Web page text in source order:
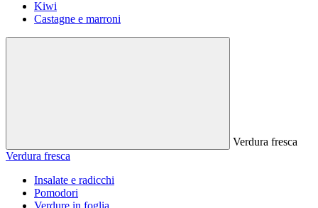
Kiwi
Castagne e marroni
Verdura fresca
Verdura fresca
Insalate e radicchi
Pomodori
Verdure in foglia